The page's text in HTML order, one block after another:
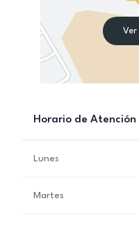
Ver
Horario de Atención
Lunes
Martes